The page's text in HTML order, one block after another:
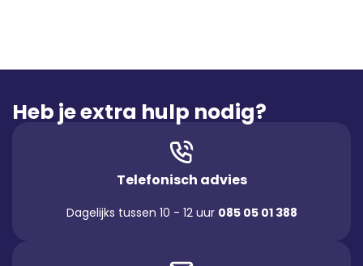
Heb je extra hulp nodig?
Telefonisch advies
Dagelijks tussen 10 - 12 uur 085 05 01 388